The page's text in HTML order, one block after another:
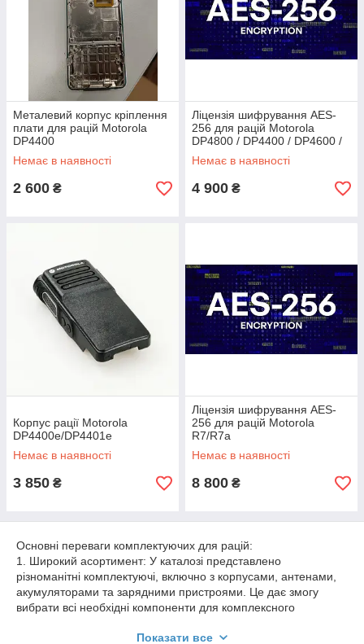
Металевий корпус кріплення
плати для рацій Motorola
DP4400
Немає в наявності
2 600 ₴
Ліцензія шифрування AES-
256 для рацій Motorola
DP4800 / DP4400 / DP4600 /
DP 4800e / DP 4400e /
HKVN4241A
Немає в наявності
4 900 ₴
Корпус рації Motorola
DP4400e/DP4401e
Немає в наявності
3 850 ₴
Ліцензія шифрування AES-
256 для рацій Motorola
R7/R7a
Немає в наявності
8 800 ₴
Основні переваги комплектуючих для рацій:
1. Широкий асортимент: У каталозі представлено
різноманітні комплектуючі, включно з корпусами, антенами,
акумуляторами та зарядними пристроями. Це дає змогу
вибрати всі необхідні компоненти для комплексного
2. Висока якість: Усі комплектуючі виконані з міцних і
Показати все